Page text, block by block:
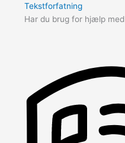
Tekstforfatning
Har du brug for hjælp